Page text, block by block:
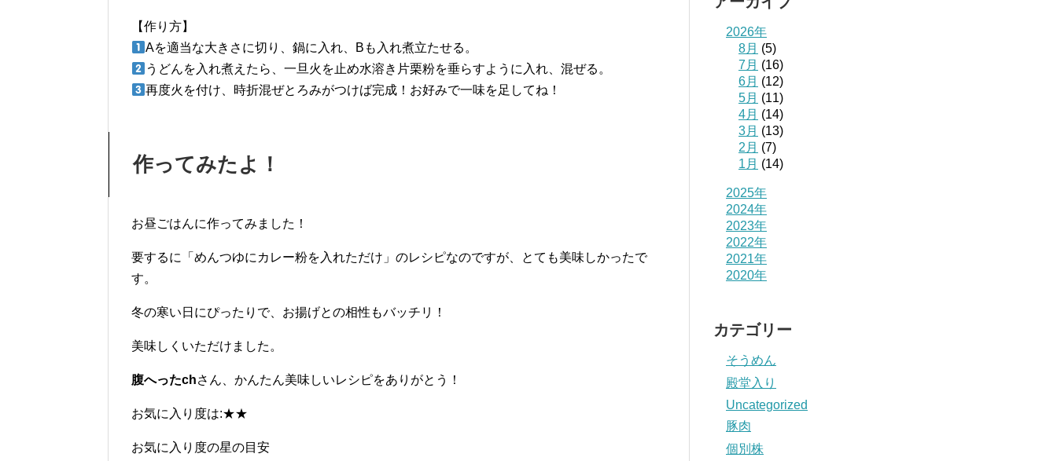
【作り方】
Aを適当な大きさに切り、鍋に入れ、Bも入れ煮立たせる。
うどんを入れ煮えたら、一旦火を止め水溶き片栗粉を垂らすように入れ、混ぜる。
再度火を付け、時折混ぜとろみがつけば完成！お好みで一味を足してね！
作ってみたよ！
お昼ごはんに作ってみました！
要するに「めんつゆにカレー粉を入れただけ」のレシピなのですが、とても美味しかったで
す。
冬の寒い日にぴったりで、お揚げとの相性もバッチリ！
美味しくいただけました。
腹へったchさん、かんたん美味しいレシピをありがとう！
お気に入り度は:★★
お気に入り度の星の目安
2026年
8月 (5)
7月 (16)
6月 (12)
5月 (11)
4月 (14)
3月 (13)
2月 (7)
1月 (14)
2025年
2024年
2023年
2022年
2021年
2020年
カテゴリー
そうめん
殿堂入り
Uncategorized
豚肉
個別株